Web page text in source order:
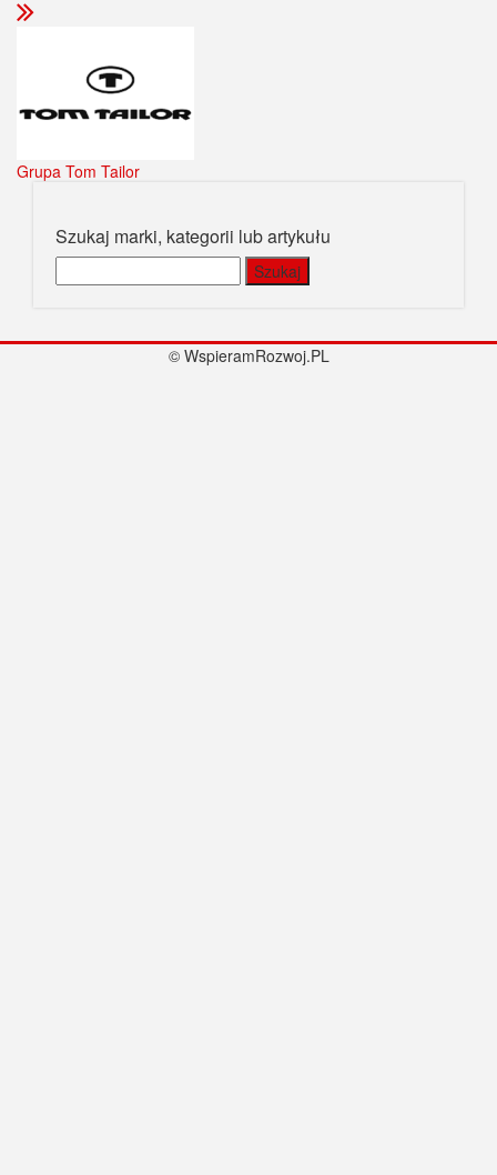
Grupa Tom Tailor
Szukaj marki, kategorii lub artykułu
© WspieramRozwoj.PL